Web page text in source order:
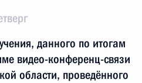
данного по итогам
видео-конференц-связи
области, проведённого